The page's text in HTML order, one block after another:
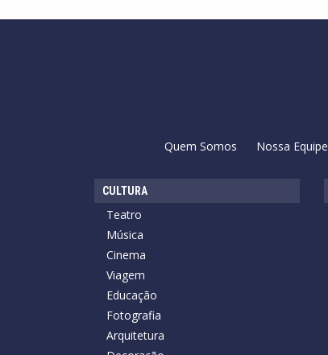
Quem Somos Nossa Equipe
CULTURA
Teatro
Música
Cinema
Viagem
Educação
Fotografia
Arquitetura